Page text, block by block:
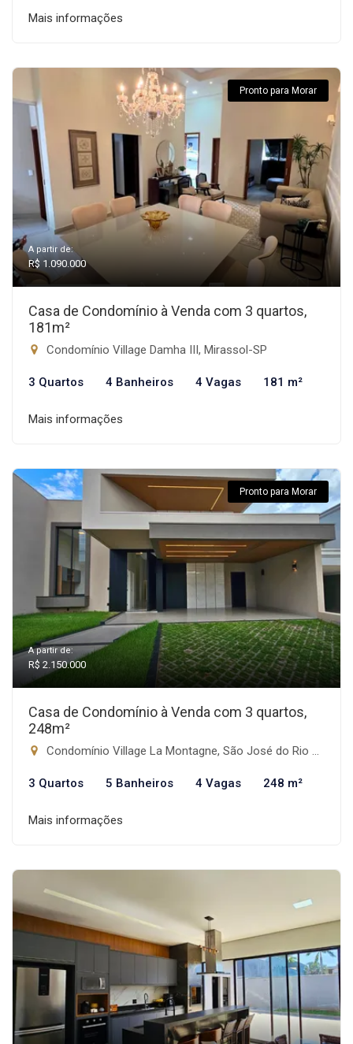
Mais informações
Pronto para Morar
A partir de:
R$ 1.090.000
Casa de Condomínio à Venda com 3 quartos,
181m²
Condomínio Village Damha III, Mirassol-SP
3 Quartos 4 Banheiros 4 Vagas 181 m²
Mais informações
Pronto para Morar
A partir de:
R$ 2.150.000
Casa de Condomínio à Venda com 3 quartos,
248m²
Condomínio Village La Montagne, São José do Rio Preto-SP
3 Quartos 5 Banheiros 4 Vagas 248 m²
Mais informações